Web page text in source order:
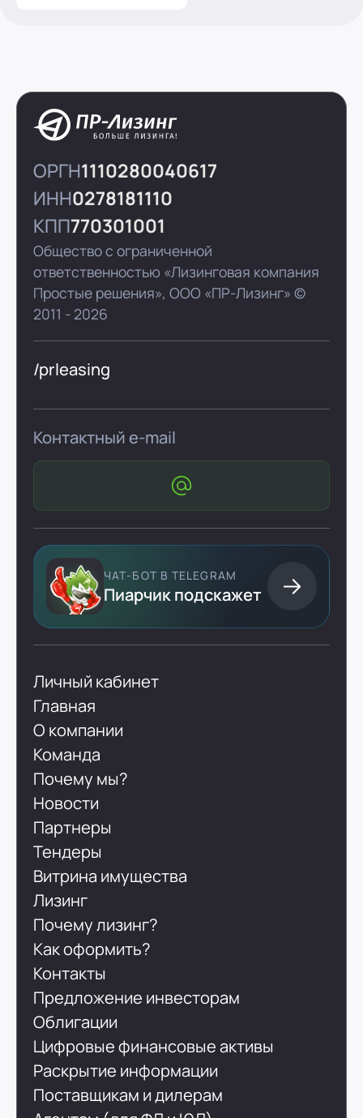
ОРГН1110280040617
ИНН0278181110
КПП770301001
Общество с ограниченной
ответственностью «Лизинговая компания
Простые решения»,ООО «ПР-Лизинг» ©
2011 - 2026
/prleasing
Контактный e-mail
ЧАТ-БОТ В TELEGRAM
Пиарчик подскажет
Личный кабинет
Главная
О компании
Команда
Почему мы?
Новости
Партнеры
Тендеры
Витрина имущества
Лизинг
Почему лизинг?
Как оформить?
Контакты
Предложение инвесторам
Облигации
Цифровые финансовые активы
Раскрытие информации
Поставщикам и дилерам